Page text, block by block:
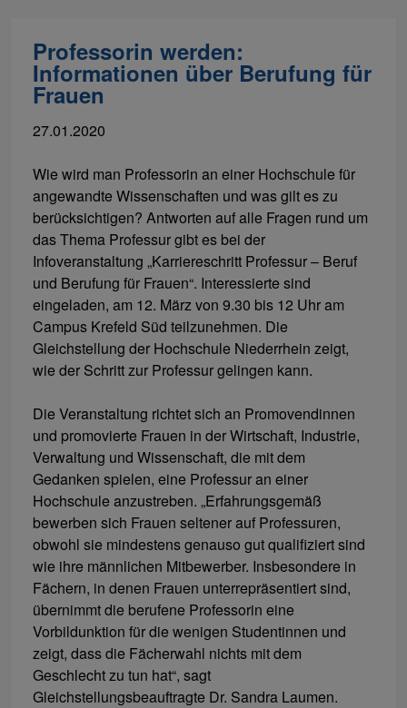
Professorin werden:
Informationen über Berufung für
Frauen
27.01.2020
Wie wird man Professorin an einer Hochschule für
angewandte Wissenschaften und was gilt es zu
berücksichtigen? Antworten auf alle Fragen rund um
das Thema Professur gibt es bei der
Infoveranstaltung „Karriereschritt Professur – Beruf
und Berufung für Frauen“. Interessierte sind
eingeladen, am 12. März von 9.30 bis 12 Uhr am
Campus Krefeld Süd teilzunehmen. Die
Gleichstellung der Hochschule Niederrhein zeigt,
wie der Schritt zur Professur gelingen kann.
Die Veranstaltung richtet sich an Promovendinnen
und promovierte Frauen in der Wirtschaft, Industrie,
Verwaltung und Wissenschaft, die mit dem
Gedanken spielen, eine Professur an einer
Hochschule anzustreben. „Erfahrungsgemäß
bewerben sich Frauen seltener auf Professuren,
obwohl sie mindestens genauso gut qualifiziert sind
wie ihre männlichen Mitbewerber. Insbesondere in
Fächern, in denen Frauen unterrepräsentiert sind,
übernimmt die berufene Professorin eine
Vorbildunktion für die wenigen Studentinnen und
zeigt, dass die Fächerwahl nichts mit dem
Geschlecht zu tun hat“, sagt
Gleichstellungsbeauftragte Dr. Sandra Laumen.